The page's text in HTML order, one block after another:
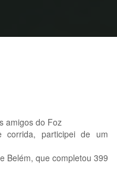
amigos do Foz
corrida, participei de um
Belém, que completou 399